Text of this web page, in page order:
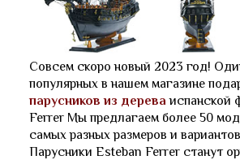
Совсем скоро новый 2023 год!
популярных в нашем магазине
парусников из дерева испанской
Ferrer Мы предлагаем более 50
самых разных размеров и
Парусники Esteban Ferrer станут